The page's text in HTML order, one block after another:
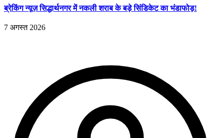
ब्रेकिंग न्यूज़ सिद्धार्थनगर में नकली शराब के बड़े सिंडिकेट का भंडाफोड़!
7 अगस्त 2026